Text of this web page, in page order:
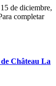
de diciembre,
completar
Château La